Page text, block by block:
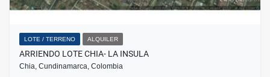
LOTE / TERRENO ALQUILER
ARRIENDO LOTE CHIA- LA INSULA
Chia, Cundinamarca, Colombia